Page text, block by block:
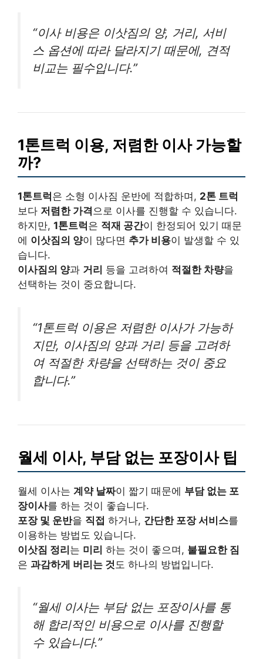
“이사 비용은 이삿짐의 양, 거리, 서비
스 옵션에 따라 달라지기 때문에, 견적
비교는 필수입니다.”
1톤트럭 이용, 저렴한 이사 가능할
까?
1톤트럭 은 소형 이사짐 운반에 적합하며, 2톤 트럭
보다 저렴한 가격으로 이사를 진행할 수 있습니다.
하지만, 1톤트럭 은 적재 공간이 한정되어 있기 때문
에 이삿짐의 양이 많다면 추가 비용이 발생할 수 있
습니다.
이사짐의 양과 거리 등을 고려하여 적절한 차량을
선택하는 것이 중요합니다.
“1톤트럭 이용은 저렴한 이사가 가능하
지만, 이사짐의 양과 거리 등을 고려하
여 적절한 차량을 선택하는 것이 중요
합니다.”
월세 이사, 부담 없는 포장이사 팁
월세 이사는 계약 날짜이 짧기 때문에 부담 없는 포
장이사를 하는 것이 좋습니다.
포장 및 운반을 직접 하거나, 간단한 포장 서비스를
이용하는 방법도 있습니다.
이삿짐 정리는 미리 하는 것이 좋으며, 불필요한 짐
은 과감하게 버리는 것 도 하나의 방법입니다.
“월세 이사는 부담 없는 포장이사를 통
해 합리적인 비용으로 이사를 진행할
수 있습니다.”